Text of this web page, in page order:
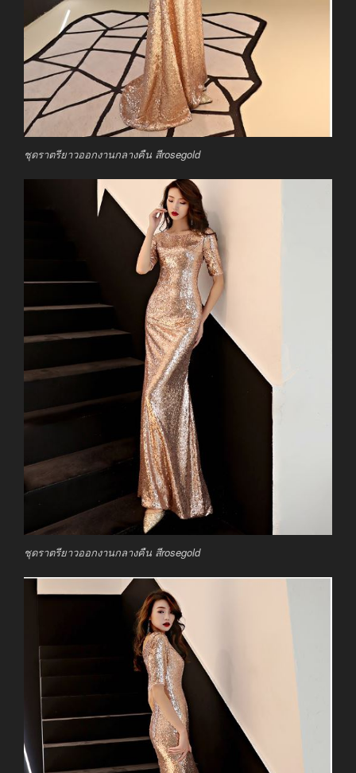
ชุดราตรียาวออกงานกลางคืน สีrosegold
ชุดราตรียาวออกงานกลางคืน สีrosegold